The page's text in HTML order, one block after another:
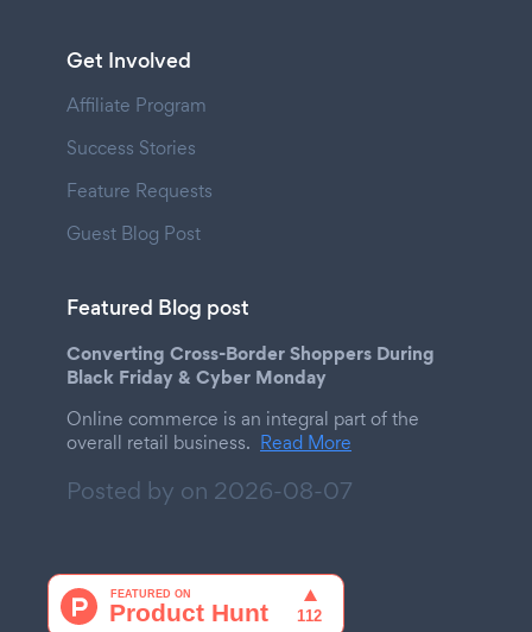
Get Involved
Affiliate Program
Success Stories
Feature Requests
Guest Blog Post
Featured Blog post
Converting Cross-Border Shoppers During
Black Friday & Cyber Monday
Online commerce is an integral part of the
overall retail business. Read More
Posted by on 2026-08-07